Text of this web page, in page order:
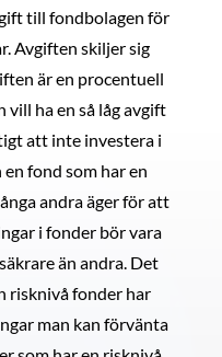
till fondbolagen för
Avgiften skiljer sig
är en procentuell
vill ha en så låg avgift
att inte investera i
fond som har en
andra äger för att
i fonder bör vara
än andra. Det
risknivå fonder har
man kan förvänta